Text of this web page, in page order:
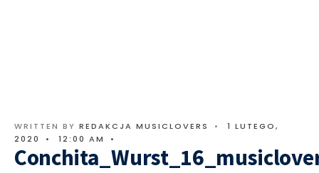
WRITTEN BY REDAKCJA MUSICLOVERS •
1 LUTEGO,
2020
• 12:00 AM •